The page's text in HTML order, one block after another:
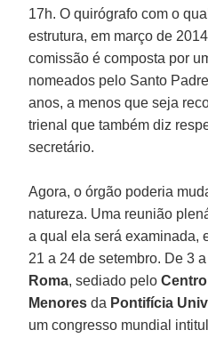
17h. O quirógrafo com o qual
estrutura, em março de
comissão é composta por
nomeados pelo Santo
anos, a menos que seja
trienal que também diz
secretário.
Agora, o órgão poderia
natureza. Uma reunião
a qual ela será examinada,
21 a 24 de setembro. De 3
Roma, sediado pelo
Menores da Pontifícia
um congresso mundial